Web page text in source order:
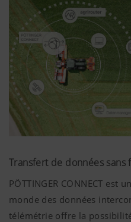
Transfert de données sans
PÖTTINGER CONNECT est
monde des données
télémétrie offre la